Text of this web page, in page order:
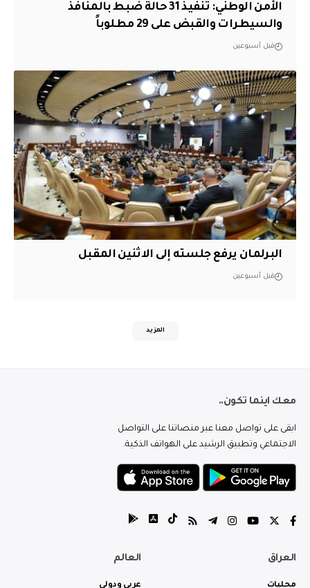
الأمن الوطني: تنفيذ 31 حالة ضبط بالمنافذ
والسيطرات والقبض على 29 مطلوباً
قبل أسبوعين
البرلمان يرفع جلسته إلى الاثنين المقبل
قبل أسبوعين
المزيد
معك اينما تكون..
ابقى على تواصل معنا عبر منصاتنا على التواصل
الاجتماعي وتطبيق الرشيد على الهواتف الذكية.
العراق
محليات
العالم
عربي ودولي